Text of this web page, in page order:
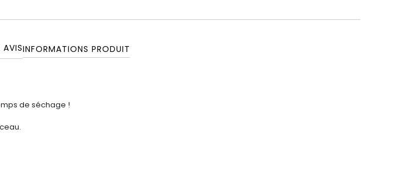
AVISINFORMATIONS PRODUIT
de séchage !